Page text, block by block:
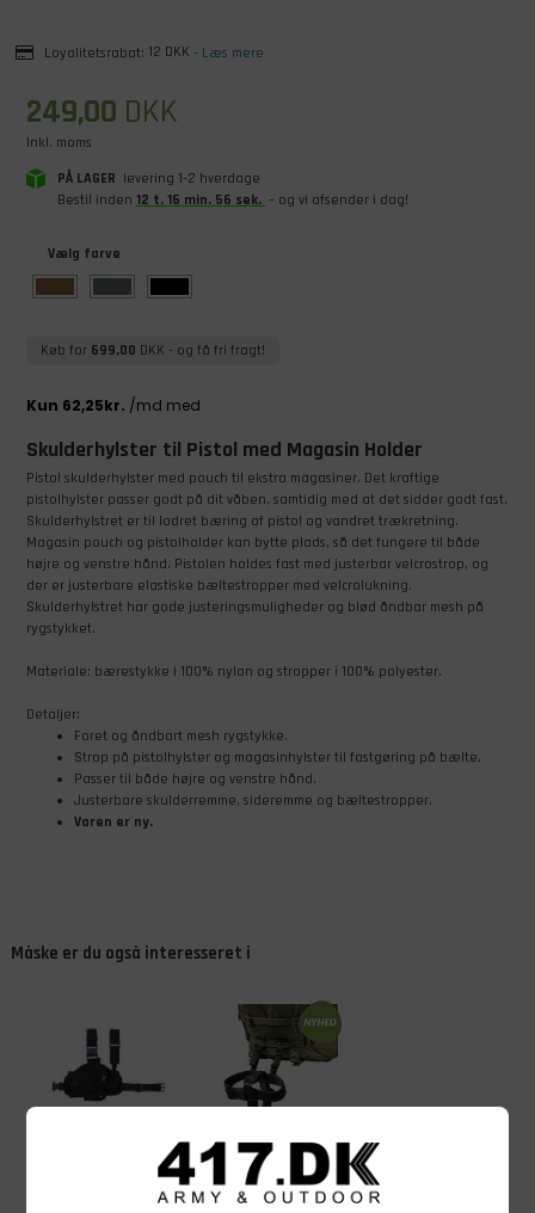
Loyalitetsrabat: 12 DKK - Læs mere
249,00 DKK
Inkl. moms
PÅ LAGER levering 1-2 hverdage
Bestil inden 12 t. 16 min. 56 sek. – og vi afsender i dag!
Vælg farve
Køb for 699,00 DKK - og få fri fragt!
Skulderhylster til Pistol med Magasin Holder
Pistol skulderhylster med pouch til ekstra magasiner. Det kraftige
pistolhylster passer godt på dit våben, samtidig med at det sidder godt fast.
Skulderhylstret er til lodret bæring af pistol og vandret trækretning.
Magasin pouch og pistolholder kan bytte plads, så det fungere til både
højre og venstre hånd. Pistolen holdes fast med justerbar velcrostrop, og
der er justerbare elastiske bæltestropper med velcrolukning.
Skulderhylstret har gode justeringsmuligheder og blød åndbar mesh på
rygstykket.
Materiale: bærestykke i 100% nylon og stropper i 100% polyester.
Detaljer:
Foret og åndbart mesh rygstykke.
Strop på pistolhylster og magasinhylster til fastgøring på bælte.
Passer til både højre og venstre hånd.
Justerbare skulderremme, sideremme og bæltestropper.
Varen er ny.
Måske er du også interesseret i
179,00DKK
5.11 Tactical
Weapon Carrier